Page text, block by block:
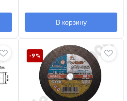
В корзину
-9%